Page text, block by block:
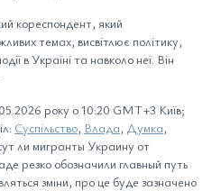
кореспондент, який
темах, висвітлює політику,
в Україні та навколо неї. Він
року о 10:20 GMT+3 Київ;
Суспільство, Влада, Думка,
ли мигранты Украину от
резко обозначили главный путь
зміни, про це буде зазначено